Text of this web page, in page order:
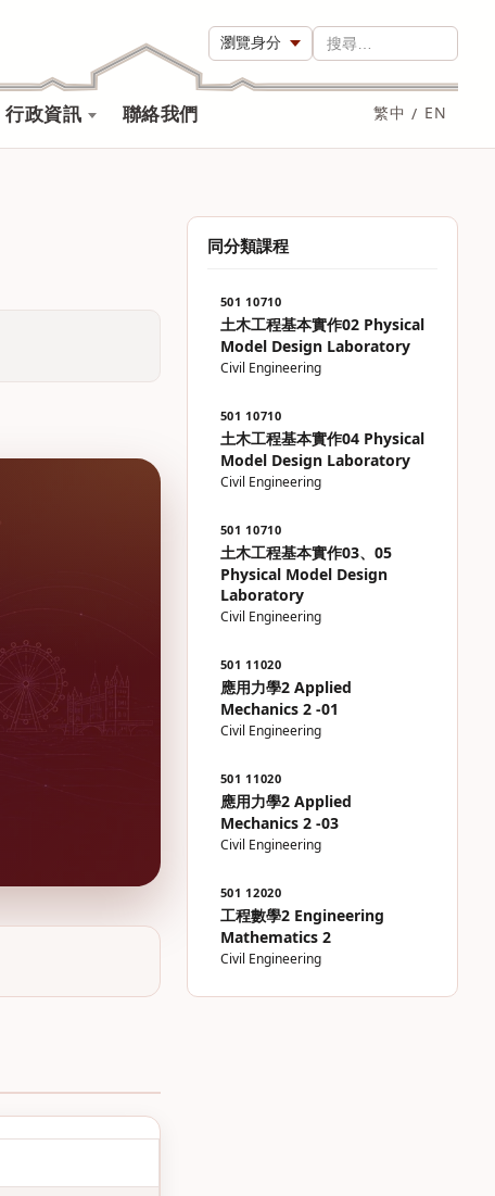
瀏覽身分
搜尋…
行政資訊 聯絡我們 繁中 / EN
同分類課程
501 10710
土木工程基本實作02 Physical
Model Design Laboratory
Civil Engineering
501 10710
土木工程基本實作04 Physical
Model Design Laboratory
Civil Engineering
501 10710
土木工程基本實作03、05
Physical Model Design
Laboratory
Civil Engineering
501 11020
應用力學2 Applied
Mechanics 2 -01
Civil Engineering
501 11020
應用力學2 Applied
Mechanics 2 -03
Civil Engineering
501 12020
工程數學2 Engineering
Mathematics 2
Civil Engineering